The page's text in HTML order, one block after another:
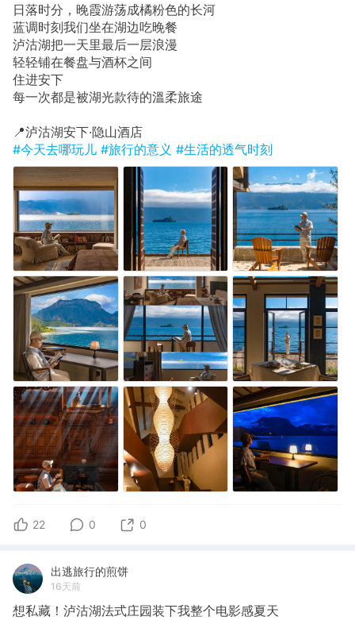
日落时分，晚霞游荡成橘粉色的长河
蓝调时刻我们坐在湖边吃晚餐
泸沽湖把一天里最后一层浪漫
轻轻铺在餐盘与酒杯之间
住进安下
每一次都是被湖光款待的溫柔旅途
📍泸沽湖安下·隐山酒店
#今天去哪玩儿 #旅行的意义 #生活的透气时刻
22 0 0
出逃旅行的煎饼
16天前
想私藏！泸沽湖法式庄园装下我整个电影感夏天